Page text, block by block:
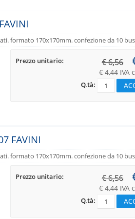
formato 170x170mm. confezione da 10
Prezzo unitario: € 6,56
€ 4,44 IVA
Q.tà:
FAVINI
formato 170x170mm. confezione da 10
Prezzo unitario: € 6,56
€ 4,44 IVA
Q.tà: